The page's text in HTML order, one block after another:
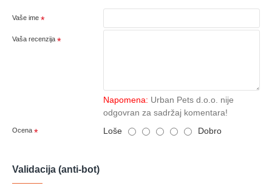
Vaše ime
Vaša recenzija
Napomena: Urban Pets d.o.o. nije
odgovran za sadržaj komentara!
Ocena Loše Dobro
Validacija (anti-bot)